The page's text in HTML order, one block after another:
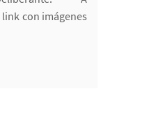
con imágenes